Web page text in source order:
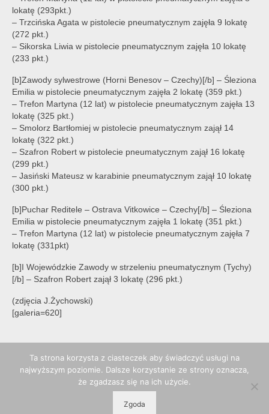
lokatę (293pkt.)
– Trzcińska Agata w pistolecie pneumatycznym zajęła 9 lokatę
(272 pkt.)
– Sikorska Liwia w pistolecie pneumatycznym zajęła 10 lokatę
(233 pkt.)
[b]Zawody sylwestrowe (Horni Benesov – Czechy)[/b] – Śleziona
Emilia w pistolecie pneumatycznym zajęła 2 lokatę (359 pkt.)
– Trefon Martyna (12 lat) w pistolecie pneumatycznym zajęła 13
lokatę (325 pkt.)
– Smolorz Bartłomiej w pistolecie pneumatycznym zajął 14
lokatę (322 pkt.)
– Szafron Robert w pistolecie pneumatycznym zajął 16 lokatę
(299 pkt.)
– Jasiński Mateusz w karabinie pneumatycznym zajął 10 lokatę
(300 pkt.)
[b]Puchar Reditele – Ostrava Vitkowice – Czechy[/b] – Śleziona
Emilia w pistolecie pneumatycznym zajęła 1 lokatę (351 pkt.)
– Trefon Martyna (12 lat) w pistolecie pneumatycznym zajęła 7
lokatę (331pkt)
[b]I Wojewódzkie Zawody w strzeleniu pneumatycznym (Tychy)
[/b] – Szafron Robert zajął 3 lokatę (296 pkt.)
(zdjęcia J.Żychowski)
[galeria=620]
© 2026 POPP Pszczyna - WordPress Theme by
Ta strona korzysta z ciasteczek aby świadczyć usługi na
najwyższym poziomie. Dalsze korzystanie ze strony oznacza,
że zgadzasz się na ich użycie.
Zgoda